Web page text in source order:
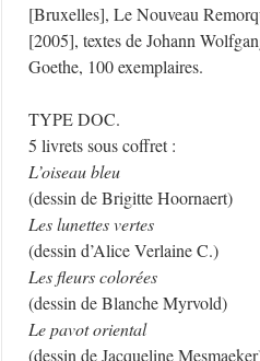
[Bruxelles], Le Nouveau
[2005], textes de Johann
Goethe, 100 exemplaires.
TYPE DOC.
5 livrets sous coffret :
L’oiseau bleu
(dessin de Brigitte Hoornaert)
Les lunettes vertes
(dessin d’Alice Verlaine C.)
Les fleurs colorées
(dessin de Blanche Myrvold)
Le pavot oriental
(dessin de Jacqueline